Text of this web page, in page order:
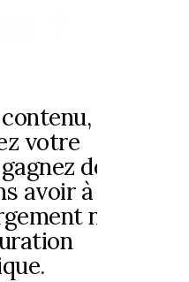
votre
de
avoir à
ni